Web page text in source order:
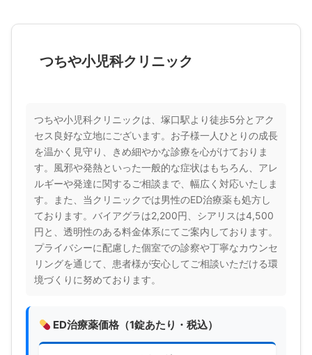
つちや小児科クリニック
つちや小児科クリニックは、塚口駅より徒歩5分とアク
セス良好な立地にございます。お子様一人ひとりの成長
を温かく見守り、きめ細やかな診療を心がけておりま
す。風邪や発熱といった一般的な症状はもちろん、アレ
ルギーや発達に関するご相談まで、幅広く対応いたしま
す。また、当クリニックでは男性のED治療薬も処方し
ております。バイアグラは2,200円、シアリスは4,500
円と、透明性のある料金体系にてご案内しております。
プライバシーに配慮した個室での診察や丁寧なカウンセ
リングを通じて、患者様が安心してご相談いただける環
境づくりに努めております。
ED治療薬価格（1錠あたり・税込）